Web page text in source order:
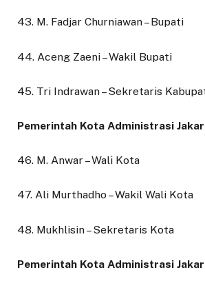
43. M. Fadjar Churniawan – Bupati
44. Aceng Zaeni – Wakil Bupati
45. Tri Indrawan – Sekretaris
Pemerintah Kota Administrasi
46. M. Anwar – Wali Kota
47. Ali Murthadho – Wakil Wali Kota
48. Mukhlisin – Sekretaris Kota
Pemerintah Kota Administrasi